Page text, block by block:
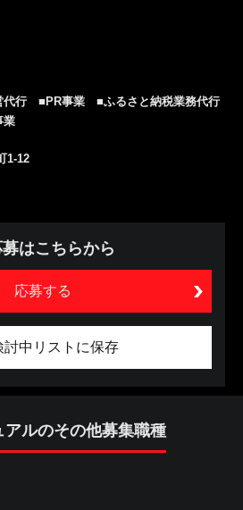
代行 ■PR事業 ■ふるさと納税業務代行
業
1-12
募はこちらから
応募する
討中リストに保存
ルのその他募集職種